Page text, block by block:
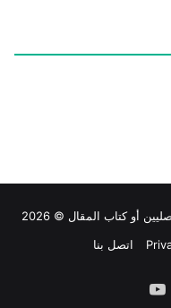
أو كتاب المقال © 2026
اتصل بنا
‫YouTube